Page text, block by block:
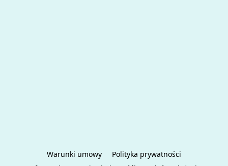
Warunki umowy
Polityka prywatności